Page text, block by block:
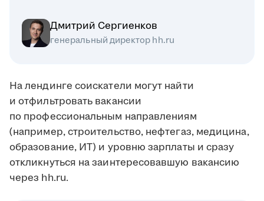
Дмитрий Сергиенков
генеральный директор hh.ru
На лендинге соискатели могут найти
и отфильтровать вакансии
по профессиональным направлениям
(например, строительство, нефтегаз, медицина,
образование, ИТ) и уровню зарплаты и сразу
откликнуться на заинтересовавшую вакансию
через hh.ru.